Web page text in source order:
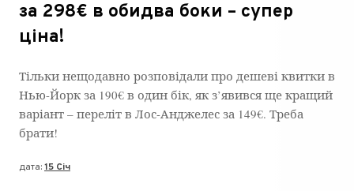
за 298€ в обидва боки – супер
ціна!
Тільки нещодавно розповідали про дешеві квитки в
Нью-Йорк за 190€ в один бік, як з’явився ще кращий
варіант – переліт в Лос-Анджелес за 149€. Треба
брати!
дата:15 Січ